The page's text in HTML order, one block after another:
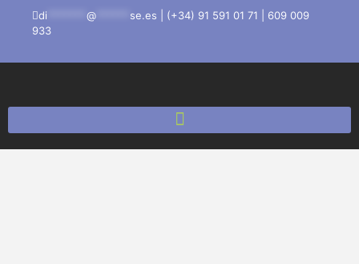
di @ se.es (+34) 91 591 01 71
609 009
933